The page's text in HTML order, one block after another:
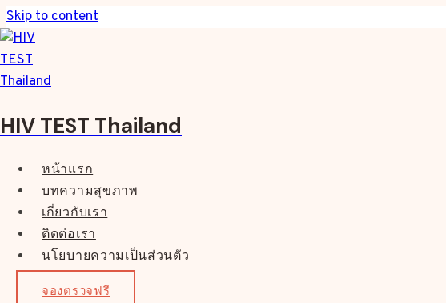
Skip to content
HIV TEST Thailand
หน้าแรก
บทความสุขภาพ
เกี่ยวกับเรา
ติดต่อเรา
นโยบายความเป็นส่วนตัว
จองตรวจฟรี